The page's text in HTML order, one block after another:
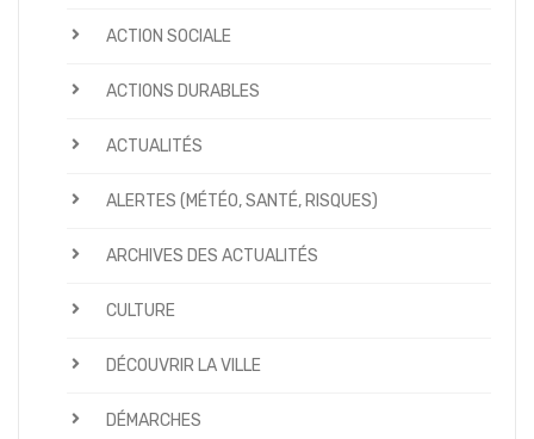
ACTION SOCIALE
ACTIONS DURABLES
ACTUALITÉS
ALERTES (MÉTÉO, SANTÉ, RISQUES)
ARCHIVES DES ACTUALITÉS
CULTURE
DÉCOUVRIR LA VILLE
DÉMARCHES